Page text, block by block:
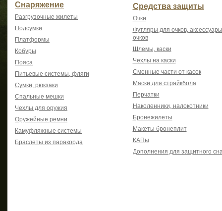
Снаряжение
Разгрузочные жилеты
Подсумки
Платформы
Кобуры
Пояса
Питьевые системы, фляги
Сумки, рюкзаки
Спальные мешки
Чехлы для оружия
Оружейные ремни
Камуфляжные системы
Браслеты из паракорда
Средства защиты
Очки
Футляры для очков,
очков
Шлемы, каски
Чехлы на каски
Сменные части от касок
Маски для страйкбола
Перчатки
Наколенники, налокотники
Бронежилеты
Макеты бронеплит
КАПы
Дополнения для защитного